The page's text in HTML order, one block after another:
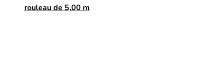
rouleau de 5,00 m